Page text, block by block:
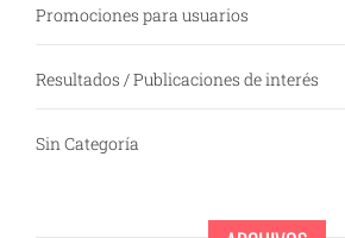
Promociones para usuarios
Resultados / Publicaciones de interés
Sin Categoría